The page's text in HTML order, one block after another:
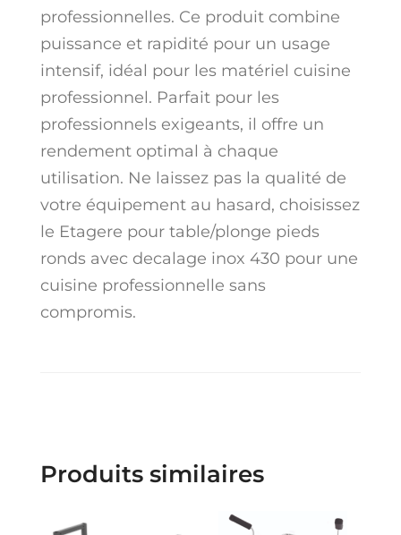
professionnelles. Ce produit combine
puissance et rapidité pour un usage
intensif, idéal pour les matériel cuisine
professionnel. Parfait pour les
professionnels exigeants, il offre un
rendement optimal à chaque
utilisation. Ne laissez pas la qualité de
votre équipement au hasard, choisissez
le Etagere pour table/plonge pieds
ronds avec decalage inox 430 pour une
cuisine professionnelle sans
compromis.
Produits similaires